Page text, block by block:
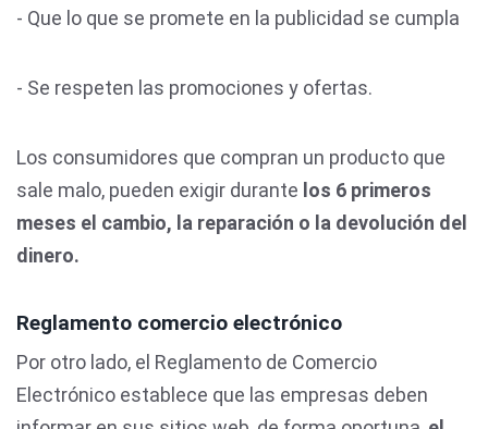
- Que lo que se promete en la publicidad se cumpla
- Se respeten las promociones y ofertas.
Los consumidores que compran un producto que
sale malo, pueden exigir durante los 6 primeros
meses el cambio, la reparación o la devolución del
dinero.
Reglamento comercio electrónico
Por otro lado, el Reglamento de Comercio
Electrónico establece que las empresas deben